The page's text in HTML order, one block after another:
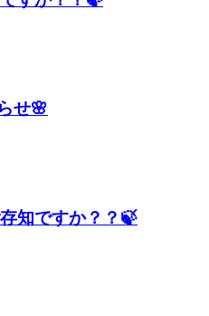
せ🌸
知ですか？？🍃